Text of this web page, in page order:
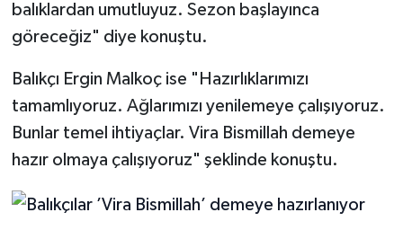
balıklardan umutluyuz. Sezon başlayınca
göreceğiz" diye konuştu.
Balıkçı Ergin Malkoç ise "Hazırlıklarımızı
tamamlıyoruz. Ağlarımızı yenilemeye çalışıyoruz.
Bunlar temel ihtiyaçlar. Vira Bismillah demeye
hazır olmaya çalışıyoruz" şeklinde konuştu.